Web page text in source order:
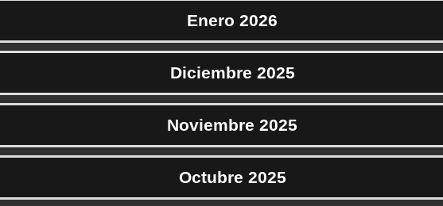
Enero 2026
Diciembre 2025
Noviembre 2025
Octubre 2025